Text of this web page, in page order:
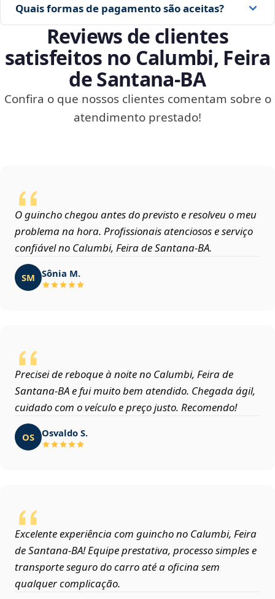
Quais formas de pagamento são aceitas?
Reviews de clientes
satisfeitos no Calumbi, Feira
de Santana‑BA
Confira o que nossos clientes comentam sobre o
atendimento prestado!
O guincho chegou antes do previsto e resolveu o meu
problema na hora. Profissionais atenciosos e serviço
confiável no Calumbi, Feira de Santana‑BA.
SM Sônia M.
Precisei de reboque à noite no Calumbi, Feira de
Santana‑BA e fui muito bem atendido. Chegada ágil,
cuidado com o veículo e preço justo. Recomendo!
OS Osvaldo S.
Excelente experiência com guincho no Calumbi, Feira
de Santana‑BA! Equipe prestativa, processo simples e
transporte seguro do carro até a oficina sem
qualquer complicação.